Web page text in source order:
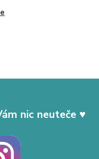
nic neuteče ♥